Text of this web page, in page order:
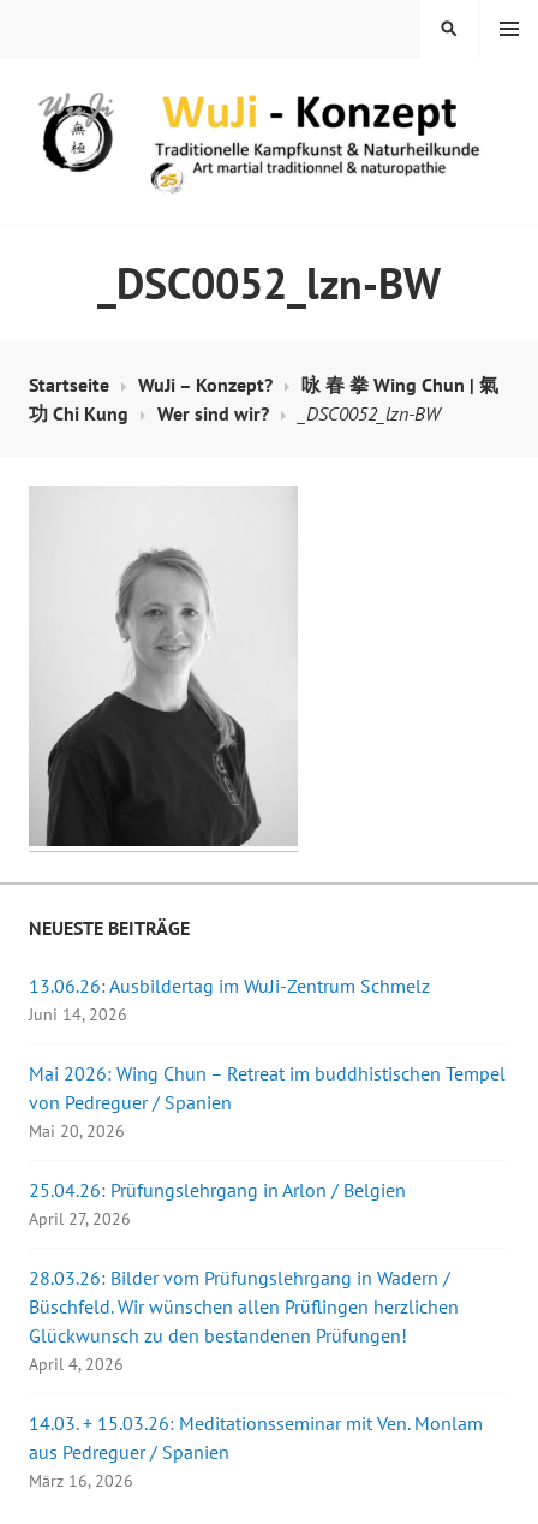
MENÜ
SUCHEN
_DSC0052_lzn-BW
Startseite WuJi – Konzept?
咏 春 拳 Wing Chun | 氣
功 Chi Kung
Wer sind wir? _DSC0052_lzn-BW
NEUESTE BEITRÄGE
13.06.26: Ausbildertag im WuJi-Zentrum Schmelz
Juni 14, 2026
Mai 2026: Wing Chun – Retreat im buddhistischen Tempel
von Pedreguer / Spanien
Mai 20, 2026
25.04.26: Prüfungslehrgang in Arlon / Belgien
April 27, 2026
28.03.26: Bilder vom Prüfungslehrgang in Wadern /
Büschfeld. Wir wünschen allen Prüflingen herzlichen
Glückwunsch zu den bestandenen Prüfungen!
April 4, 2026
14.03. + 15.03.26: Meditationsseminar mit Ven. Monlam
aus Pedreguer / Spanien
März 16, 2026